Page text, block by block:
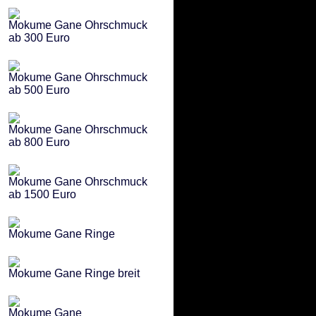
Mokume Gane Ohrschmuck
ab 300 Euro
Mokume Gane Ohrschmuck
ab 500 Euro
Mokume Gane Ohrschmuck
ab 800 Euro
Mokume Gane Ohrschmuck
ab 1500 Euro
Mokume Gane Ringe
Mokume Gane Ringe breit
Mokume Gane